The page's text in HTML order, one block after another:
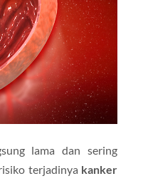
lama dan sering
terjadinya kanker